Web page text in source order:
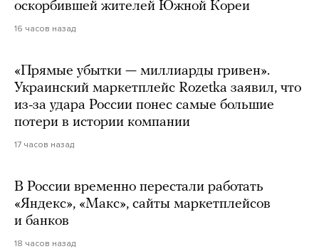
оскорбившей жителей Южной Кореи
16 часов назад
«Прямые убытки — миллиарды гривен».
Украинский маркетплейс Rozetka заявил, что
из-за удара России понес самые большие
потери в истории компании
17 часов назад
В России временно перестали работать
«Яндекс», «Макс», сайты маркетплейсов
и банков
18 часов назад